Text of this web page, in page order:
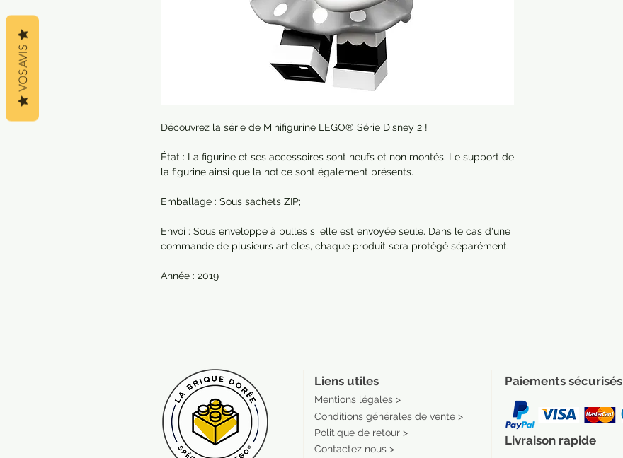
Découvrez la série de Minifigurine LEGO® Série Disney 2 !
État : La figurine et ses accessoires sont neufs et non montés. Le support de
la figurine ainsi que la notice sont également présents.
Emballage : Sous sachets ZIP;
Envoi : Sous enveloppe à bulles si elle est envoyée seule. Dans le cas d'une
commande de plusieurs articles, chaque produit sera protégé séparément.
Année : 2019
Liens utiles
Mentions légales >
Conditions générales de vente >
Politique de retour >
Contactez nous >
Paiements sécurisés
Livraison rapide
VOS AVIS